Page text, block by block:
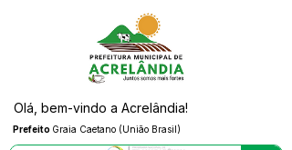
Prefeito Graia Caetano (União Brasil)
Olá, bem-vindo a Acrelândia!